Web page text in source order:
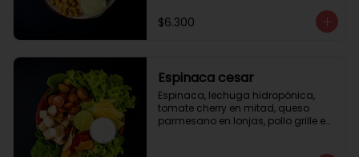
$6.300
Espinaca cesar
Espinaca, lechuga hidropónica,
tomate cherry en mitad, queso
parmesano en lonjas, pollo grille en